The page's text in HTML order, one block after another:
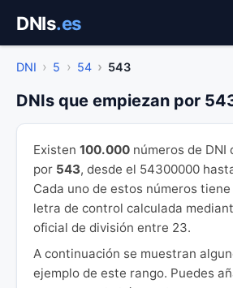
contenido
DNIs.es
DNI 5 54 543
DNIs que empiezan por
Existen 100.000 números de DNI
por 543, desde el 54300000
Cada uno de estos números
letra de control calculada
oficial de división entre 23.
A continuación se muestran
ejemplo de este rango. Puedes